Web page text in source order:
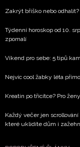
Zakrýt bříško nebo
Týdenní horoskop od 10.
zpomalí
Víkend pro sebe: 5 tipů
Nejvíc cool žabky léta
Kreatin po třicítce? Pro
Každý večer jen
které uklidíte dům i